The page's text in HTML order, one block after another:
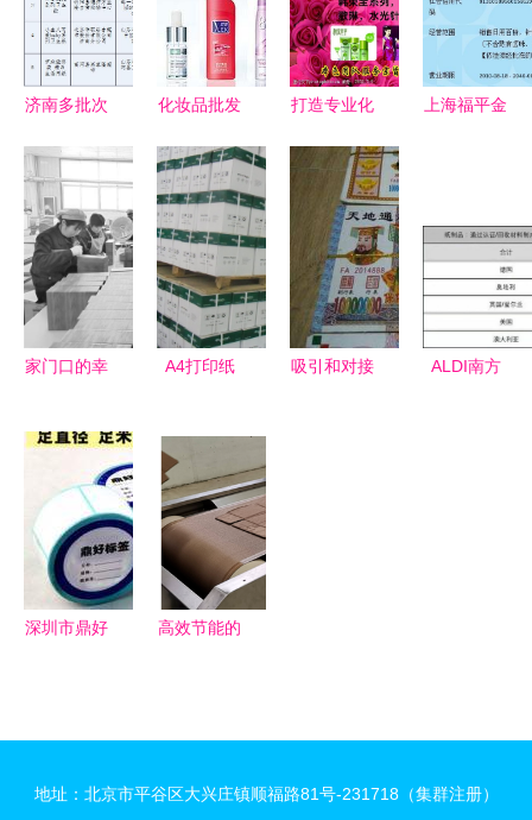
济南多批次
不合格，包
括历城大润
发等超市在
内
化妆品批发
作途径
打造专业化
开启批发业
务的金钥匙
上海福平金
家门口的幸
泽巨野田桥
镇的化妆品
批发带动就
业梦
A4打印纸
兖州市亮点
纸业凭何狙
击行业痛
点？
吸引和对接
ALDI南方
深圳市鼎好
高效节能的
营销链
地址：北京市平谷区大兴庄镇顺福路81号-231718（集群注册）